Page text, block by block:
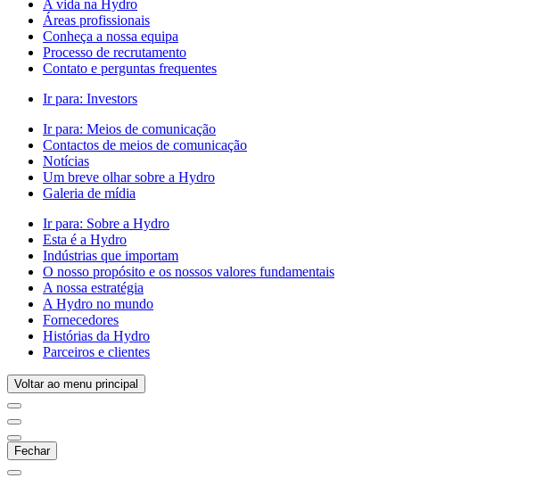
A vida na Hydro
Áreas profissionais
Conheça a nossa equipa
Processo de recrutamento
Contato e perguntas frequentes
Ir para: Investors
Ir para: Meios de comunicação
Contactos de meios de comunicação
Notícias
Um breve olhar sobre a Hydro
Galeria de mídia
Ir para: Sobre a Hydro
Esta é a Hydro
Indústrias que importam
O nosso propósito e os nossos valores fundamentais
A nossa estratégia
A Hydro no mundo
Fornecedores
Histórias da Hydro
Parceiros e clientes
Voltar ao menu principal
Fechar